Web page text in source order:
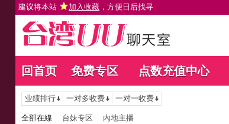
建议将本站 加入收藏 ，方便日后找寻
回首页 免费专区 点数充值中心
业绩排行 一对多收费 一对一收费
全部在線 台妹专区 內地主播